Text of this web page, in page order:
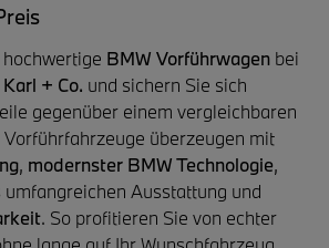
BMW Vorführwagen bei
+ Co. und sichern Sie sich
gegenüber einem vergleichbaren
überzeugen mit
, modernster BMW Technologie,
Ausstattung und
. So profitieren Sie von echter